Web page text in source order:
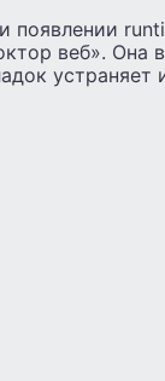
веб». Она
устраняет